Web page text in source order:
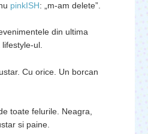
pinkISH: „m-am delete”.
din ultima
ul.
Cu orice. Un borcan
toate felurile. Neagra,
si paine.